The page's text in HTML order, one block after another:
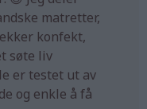
matretter,
konfekt,
søte liv
er testet ut av
og enkle å få